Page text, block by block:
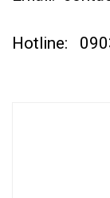
Hotline: